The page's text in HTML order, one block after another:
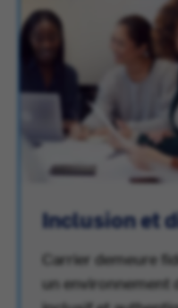
Inclusion et
Carrier demeure
un environnement